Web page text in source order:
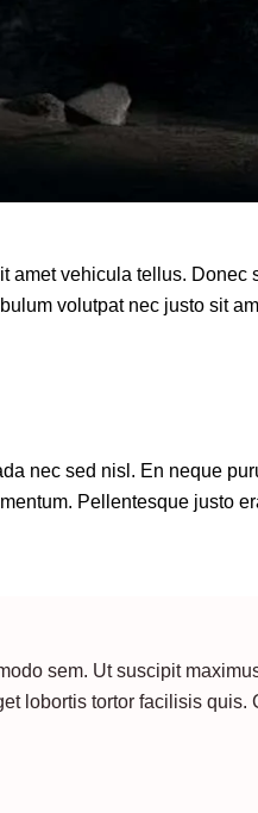
vehicula tellus.
volutpat nec justo sit
nec sed nisl. En neque
Pellentesque justo
sem. Ut suscipit
lobortis tortor facilisis